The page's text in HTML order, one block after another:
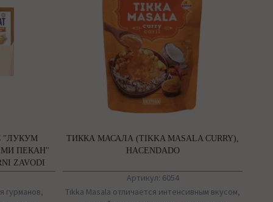
"ЛУКУМ
ПЕКАН"
ZAVODI
гурманов,
ТИККА МАСАЛА (TIKKA MASALA CURRY),
HACENDADO
Артикул: 6054
Tikka Masala отличается интенсивным вкусом,